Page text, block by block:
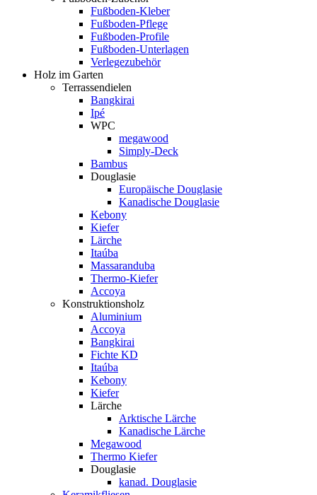
Fußboden-Kleber
Fußboden-Pflege
Fußboden-Profile
Fußboden-Unterlagen
Verlegezubehör
Holz im Garten
Terrassendielen
Bangkirai
Ipé
WPC
megawood
Simply-Deck
Bambus
Douglasie
Europäische Douglasie
Kanadische Douglasie
Kebony
Kiefer
Lärche
Itaúba
Massaranduba
Thermo-Kiefer
Accoya
Konstruktionsholz
Aluminium
Accoya
Bangkirai
Fichte KD
Itaúba
Kebony
Kiefer
Lärche
Arktische Lärche
Kanadische Lärche
Megawood
Thermo Kiefer
Douglasie
kanad. Douglasie